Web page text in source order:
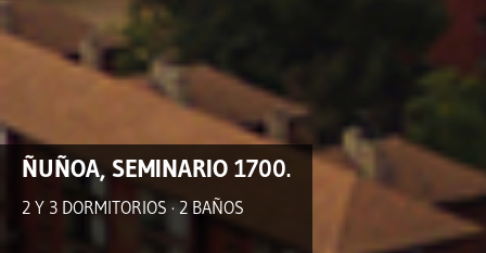
ÑUÑOA, SEMINARIO 1700.
2 Y 3 DORMITORIOS · 2 BAÑOS